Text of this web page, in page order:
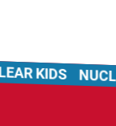
KIDS